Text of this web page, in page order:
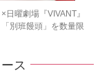
×日曜劇場『VIVANT』
別班饅頭」を数量限
ス